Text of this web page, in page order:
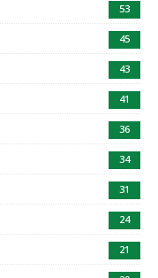
53
45
43
41
36
34
31
24
21